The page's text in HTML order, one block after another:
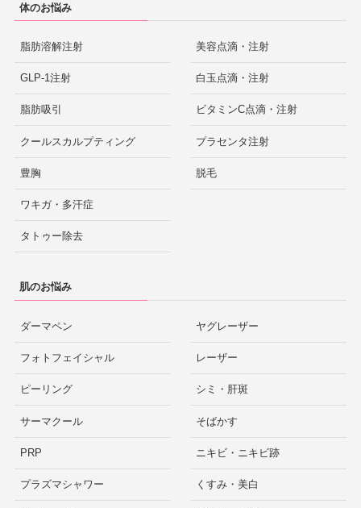
体のお悩み
脂肪溶解注射
GLP-1注射
脂肪吸引
クールスカルプティング
豊胸
ワキガ・多汗症
タトゥー除去
美容点滴・注射
白玉点滴・注射
ビタミンC点滴・注射
プラセンタ注射
脱毛
肌のお悩み
ダーマペン
フォトフェイシャル
ピーリング
サーマクール
PRP
プラズマシャワー
ヤグレーザー
レーザー
シミ・肝斑
そばかす
ニキビ・ニキビ跡
くすみ・美白